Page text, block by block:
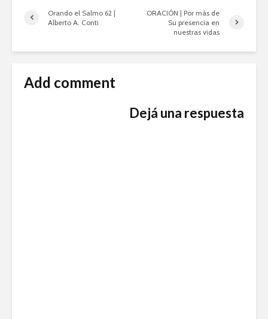
Orando el Salmo 62 |
Alberto A. Conti
ORACIÓN | Por más de
Su presencia en
nuestras vidas
Add comment
Dejá una respuesta